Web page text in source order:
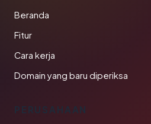
Beranda
Fitur
Cara kerja
Domain yang baru diperiksa
PERUSAHAAN